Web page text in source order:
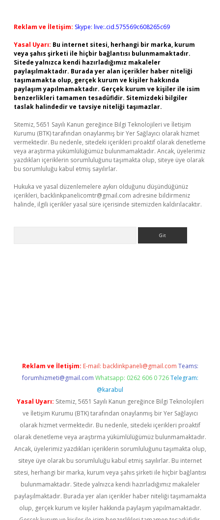
Reklam ve İletişim: Skype: live:.cid.575569c608265c69
Yasal Uyarı: Bu internet sitesi, herhangi bir marka, kurum
veya şahıs şirketi ile hiçbir bağlantısı bulunmamaktadır.
Sitede yalnızca kendi hazırladığımız makaleler
paylaşılmaktadır. Burada yer alan içerikler haber niteliği
taşımamakta olup, gerçek kurum ve kişiler hakkında
paylaşım yapılmamaktadır. Gerçek kurum ve kişiler ile isim
benzerlikleri tamamen tesadüfidir. Sitemizdeki bilgiler
taslak halindedir ve tavsiye niteliği taşımazlar.
Sitemiz, 5651 Sayılı Kanun gereğince Bilgi Teknolojileri ve İletişim
Kurumu (BTK) tarafından onaylanmış bir Yer Sağlayıcı olarak hizmet
vermektedir. Bu nedenle, sitedeki içerikleri proaktif olarak denetleme
veya araştırma yükümlülüğümüz bulunmamaktadır. Ancak, üyelerimiz
yazdıkları içeriklerin sorumluluğunu taşımakta olup, siteye üye olarak
bu sorumluluğu kabul etmiş sayılırlar.
Hukuka ve yasal düzenlemelere aykırı olduğunu düşündüğünüz
içerikleri, backlinkpanelicomtr@gmail.com adresine bildirmeniz
halinde, ilgili içerikler yasal süre içerisinde sitemizden kaldırılacaktır.
Reklam ve İletişim: E-mail: backlinkpaneli@gmail.com Teams:
forumhizmeti@gmail.com Whatsapp: 0262 606 0 726 Telegram:
@karabul
Yasal Uyarı: Sitemiz, 5651 Sayılı Kanun gereğince Bilgi Teknolojileri
ve İletişim Kurumu (BTK) tarafından onaylanmış bir Yer Sağlayıcı
olarak hizmet vermektedir. Bu nedenle, sitedeki içerikleri proaktif
olarak denetleme veya araştırma yükümlülüğümüz bulunmamaktadır.
Ancak, üyelerimiz yazdıkları içeriklerin sorumluluğunu taşımakta olup,
siteye üye olarak bu sorumluluğu kabul etmiş sayılırlar. Bu internet
sitesi, herhangi bir marka, kurum veya şahıs şirketi ile hiçbir bağlantısı
bulunmamaktadır. Sitede yalnızca kendi hazırladığımız makaleler
paylaşılmaktadır. Burada yer alan içerikler haber niteliği taşımamakta
olup, gerçek kurum ve kişiler hakkında paylaşım yapılmamaktadır.